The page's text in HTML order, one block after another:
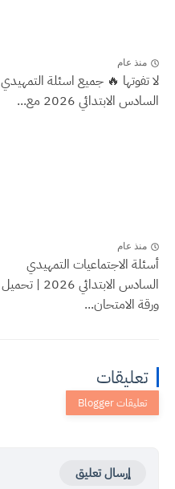
منذ عام
لا تفوتها 🔥 جميع اسئلة التمهيدي
السادس الابتدائي 2026 مع...
منذ عام
أسئلة الاجتماعيات التمهيدي
السادس الابتدائي 2026 | تحميل
ورقة الامتحان...
تعليقات
إرسال تعليق